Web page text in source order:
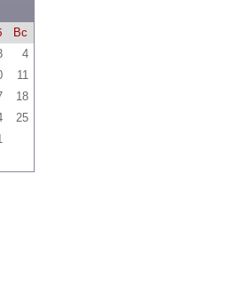
Вс
4
11
18
25